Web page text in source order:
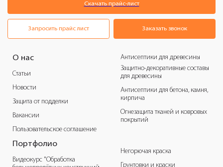
Скачать прайс-лист
Запросить прайс лист
О нас
Статьи
Новости
Защита от подделки
Вакансии
Пользовательское соглашение
Портфолио
Видеокурс "Обработка
Антисептики для древесины
Защитно-декоративные составы
для древесины
Антисептики для бетона, камня,
кирпича
Огнезащита тканей и ковровых
покрытий
Негорючая краска
Грунтовки и краски
Заказать звонок